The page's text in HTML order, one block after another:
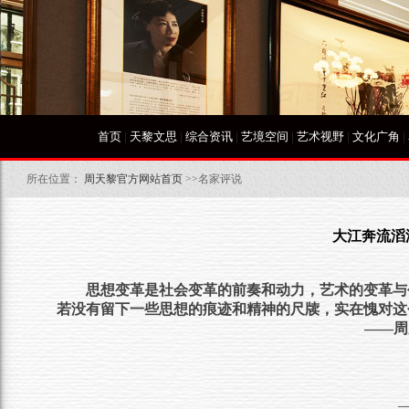
首页| 天黎文思 | 综合资讯| 艺境空间 | 艺术视野| 文化广角 |
所在位置： 周天黎官方网站首页 >>名家评说
大江奔流
思想变革是社会变革的前奏和动力，艺术的变革
若没有留下一些思想的痕迹和精神的尺牍，实在愧对
——周